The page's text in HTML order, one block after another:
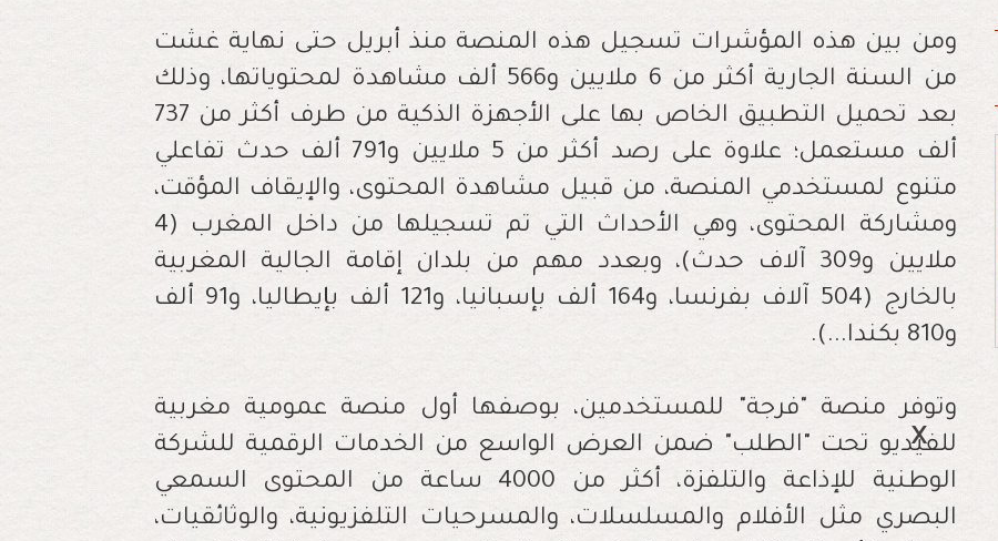
ومن بين هذه المؤشرات تسجيل هذه المنصة منذ أبريل حتى نهاية غشت
من السنة الجارية أكثر من 6 ملايين و566 ألف مشاهدة لمحتوياتها، وذلك
بعد تحميل التطبيق الخاص بها على الأجهزة الذكية من طرف أكثر من 737
ألف مستعمل؛ علاوة على رصد أكثر من 5 ملايين و791 ألف حدث تفاعلي
متنوع لمستخدمي المنصة، من قبيل مشاهدة المحتوى، والإيقاف المؤقت،
ومشاركة المحتوى، وهي الأحداث التي تم تسجيلها من داخل المغرب (4
ملايين و309 آلاف حدث)، وبعدد مهم من بلدان إقامة الجالية المغربية
بالخارج (504 آلاف بفرنسا، و164 ألف بإسبانيا، و121 ألف بإيطاليا، و91 ألف
و810 بكندا...)
.
وتوفر منصة "فرجة" للمستخدمين، بوصفها أول منصة عمومية مغربية
للفيديو تحت "الطلب" ضمن العرض الواسع من الخدمات الرقمية للشركة
الوطنية للإذاعة والتلفزة، أكثر من 4000 ساعة من المحتوى السمعي
البصري مثل الأفلام والمسلسلات، والمسرحيات التلفزيونية، والوثائقيات،